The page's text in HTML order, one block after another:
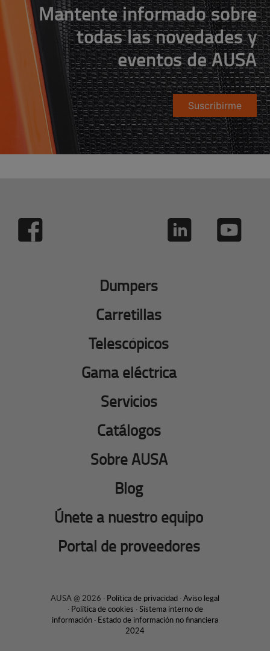
Mantente informado sobre
todas las novedades y
eventos de AUSA
Suscribirme
Dumpers
Carretillas
Telescópicos
Gama eléctrica
Servicios
Catálogos
Sobre AUSA
Blog
Únete a nuestro equipo
Portal de proveedores
AUSA @ 2026 · Política de privacidad ·Aviso legal
· Política de cookies ·Sistema interno de
información · Estado de información no financiera
2024